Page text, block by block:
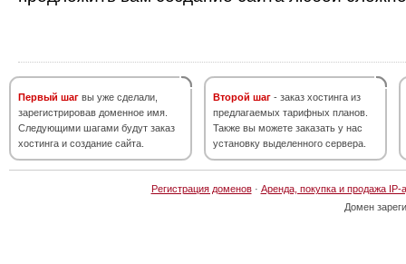
Первый шаг вы уже сделали,
зарегистрировав доменное имя.
Следующими шагами будут заказ
хостинга и создание сайта.
Второй шаг - заказ хостинга из
предлагаемых тарифных планов.
Также вы можете заказать у нас
установку выделенного сервера.
Регистрация доменов· Аренда, покупка и продажа IP-
Домен